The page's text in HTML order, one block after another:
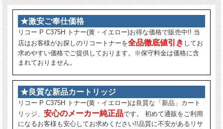
★激安ご奉仕価格
リコー P C375H トナー(黄・イエロー)お得な価格で販売中!! 当
店はお客様がお探しのリコートナーを全品徹底値引き してお
求めやすい価格でご提供しております。※保守料金は価格に含
まれておりません。
★良質な新品カートリッジ
リコー P C375H トナー(黄・イエロー)は良質な「新品」カート
リッジ、 安心のメーカー純正品です。 初めて通販をご利用
になるお客様も安心してお求めください!!品質に不安があるリサ